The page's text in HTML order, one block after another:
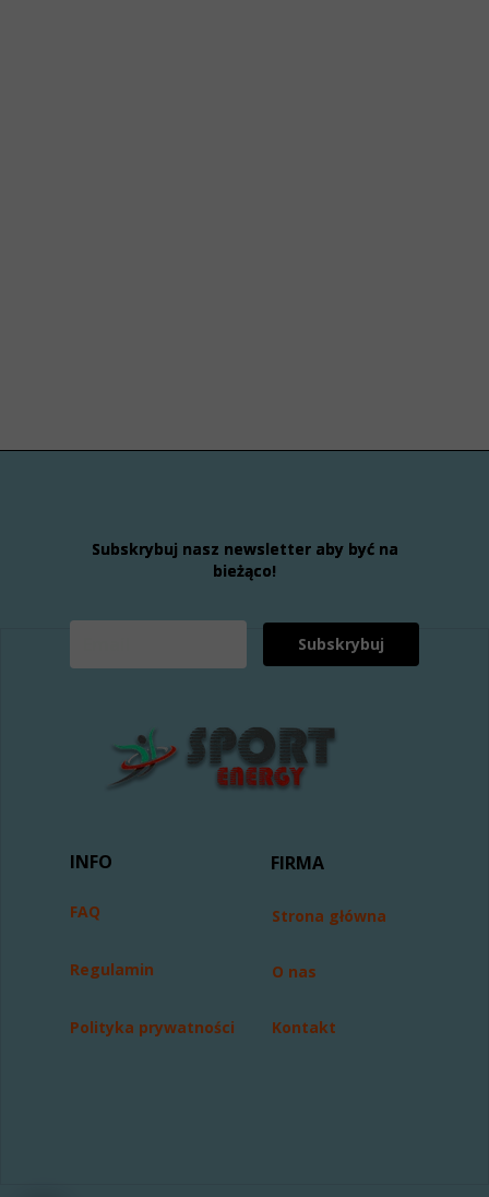
FIRMA
Strona główna
O nas
Kontakt
Subskrybuj nasz newsletter aby być na
bieżąco!
Subskrybuj
Polityka prywatności
FAQ
Regulamin
INFO